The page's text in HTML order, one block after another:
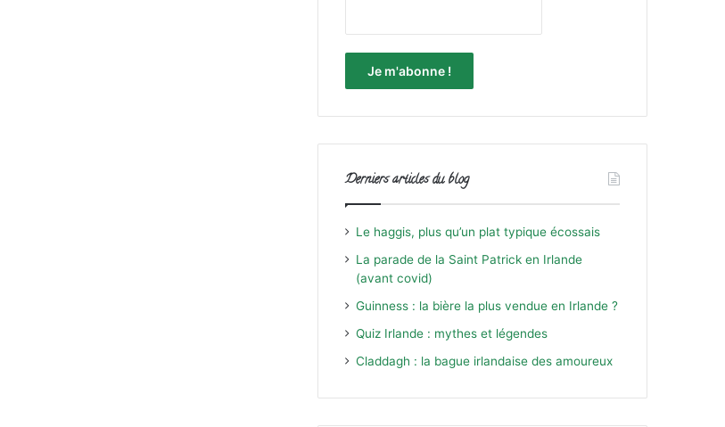
Derniers articles du blog
Le haggis, plus qu’un plat typique écossais
La parade de la Saint Patrick en Irlande
(avant covid)
Guinness : la bière la plus vendue en Irlande ?
Quiz Irlande : mythes et légendes
Claddagh : la bague irlandaise des amoureux